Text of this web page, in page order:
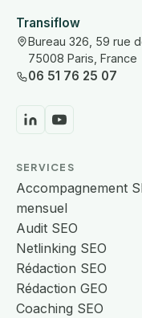
Transiflow
Bureau 326, 59 rue
75008 Paris, France
06 51 76 25 07
SERVICES
Accompagnement
mensuel
Audit SEO
Netlinking SEO
Rédaction SEO
Rédaction GEO
Coaching SEO